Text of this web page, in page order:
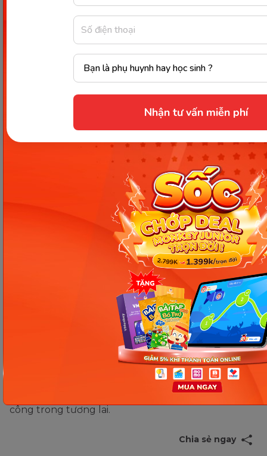
Nhận tư vấn miễn phí
thức và có góc nhìn đa dạng hơn. Bên cạnh đó,
Monkey Tutoring còn có đội ngũ giáo viên uy tín,
giàu kinh nghiệm, và nhiệt tình. Tất cả các giáo viên
đều có chứng chỉ đào tạo tiếng Anh cho người
nước ngoài được cấp bởi các tổ chức quốc tế. Họ
cũng được đào tạo và đánh giá thường xuyên để
nâng cao chất lượng dạy và học, giúp học sinh có
được môi trường học tập tốt nhất.
Nếu cha, mẹ muốn tìm hiểu thêm về Monkey
Tutoring cùng những phương pháp giúp trẻ nâng
cao khả năng tư duy phản biện, cha mẹ có thể truy
để được tư vấn, hỗ trợ.
Ngoài ra, cha mẹ cũng nên dạy trẻ sử dụng công
nghệ một cách thông minh và có trách nhiệm. Trẻ
cần biết cách tìm kiếm, đánh giá và sử dụng thông
tin một cách chính xác và an toàn để có thể bảo vệ
bản thân trên không gian mạng.
Những cách dạy trẻ tư duy phản biện được đề cập
trong bài viết đều dựa trên những nguyên lý và
phương pháp khoa học đã được kiểm chứng. Cha
mẹ hãy dạy con học tư duy phản biện ngay từ hôm
nay để giúp con có thêm bước đệm cho sự thành
công trong tương lai.
Chia sẻ ngay